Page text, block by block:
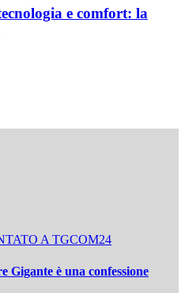
e comfort: la
A TGCOM24
è una confessione